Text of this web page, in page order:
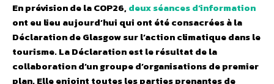
En prévision de la COP26,deux séances d’information
ont eu lieu aujourd’hui qui ont été consacrées à la
Déclaration de Glasgow sur l’action climatique dans le
tourisme. La Déclaration est le résultat de la
collaboration d’un groupe d’organisations de premier
plan. Elle enjoint toutes les parties prenantes de